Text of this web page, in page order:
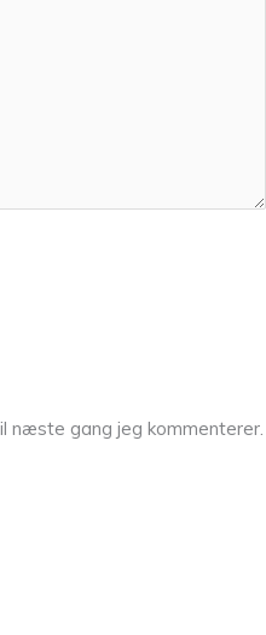
næste gang jeg kommenterer.